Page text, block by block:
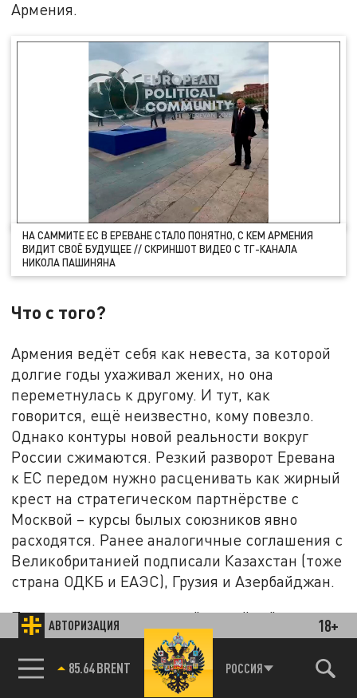
АВТОРИЗАЦИЯ 18+
85.64 BRENT РОССИЯ
Армения.
НА САММИТЕ ЕС В ЕРЕВАНЕ СТАЛО ПОНЯТНО, С КЕМ АРМЕНИЯ
ВИДИТ СВОЁ БУДУЩЕЕ // СКРИНШОТ ВИДЕО С ТГ-КАНАЛА
НИКОЛА ПАШИНЯНА
Что с того?
Армения ведёт себя как невеста, за которой
долгие годы ухаживал жених, но она
переметнулась к другому. И тут, как
говорится, ещё неизвестно, кому повезло.
Однако контуры новой реальности вокруг
России сжимаются. Резкий разворот Еревана
к ЕС передом нужно расценивать как жирный
крест на стратегическом партнёрстве с
Москвой – курсы былых союзников явно
расходятся. Ранее аналогичные соглашения с
Великобританией подписали Казахстан (тоже
страна ОДКБ и ЕАЭС), Грузия и Азербайджан.
При этом отвернувшиеся "партнёры" с
момента развала СССР получали
многомиллиардную выгоду от России – в виде
товарооборота и гуманитарной помощи. В той